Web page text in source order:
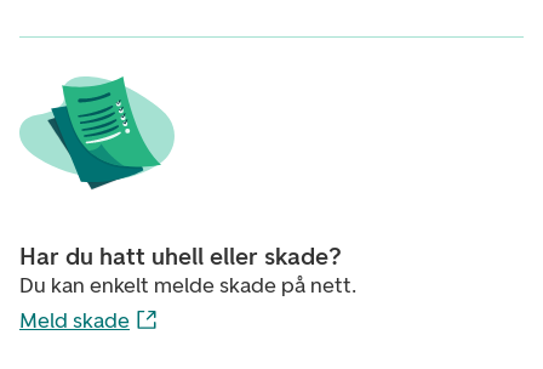
Har du hatt uhell eller skade?
Du kan enkelt melde skade på nett.
Meld skade